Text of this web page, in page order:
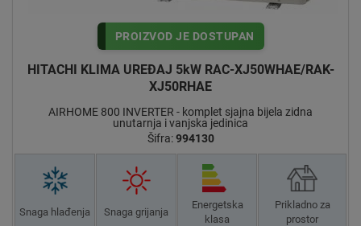
PROIZVOD JE DOSTUPAN
HITACHI KLIMA UREĐAJ 5kW RAC-XJ50WHAE/RAK-
XJ50RHAE
AIRHOME 800 INVERTER - komplet sjajna bijela zidna
unutarnja i vanjska jedinica
Šifra:994130
Snaga hlađenja Snaga grijanja
Energetska
klasa
Prikladno za
prostor